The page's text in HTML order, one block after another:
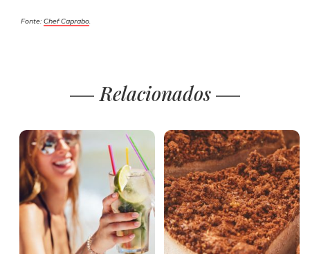
Fonte: Chef Caprabo
Relacionados